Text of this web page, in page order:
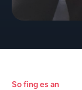
So fing es an